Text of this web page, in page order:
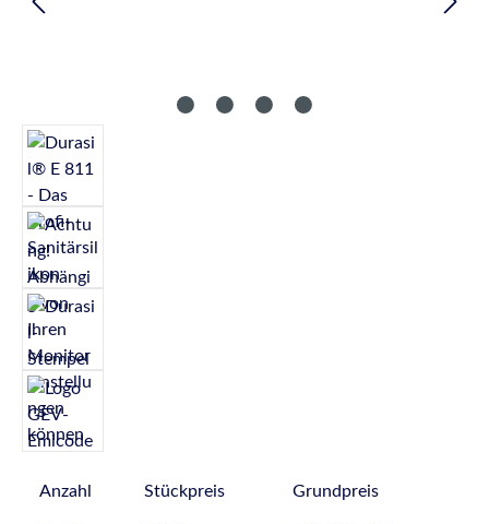
Anzahl Stückpreis Grundpreis